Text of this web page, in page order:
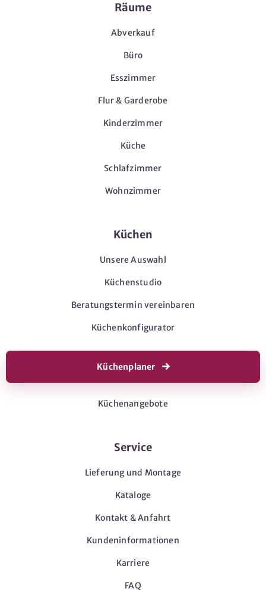
Räume
Abverkauf
Büro
Esszimmer
Flur & Garderobe
Kinderzimmer
Küche
Schlafzimmer
Wohnzimmer
Küchen
Unsere Auswahl
Küchenstudio
Beratungstermin vereinbaren
Küchenkonfigurator
Küchenplaner
Küchenangebote
Service
Lieferung und Montage
Kataloge
Kontakt & Anfahrt
Kundeninformationen
Karriere
FAQ